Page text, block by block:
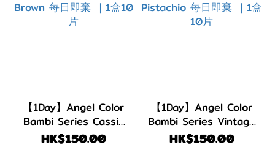
【1Day】Angel Color
Bambi Series Cassis
Brown 每日即棄 ｜1盒
10片
HK$150.00
【1Day】Angel Color
Bambi Series Vintage
Pistachio 每日即棄 ｜
1盒10片
HK$150.00